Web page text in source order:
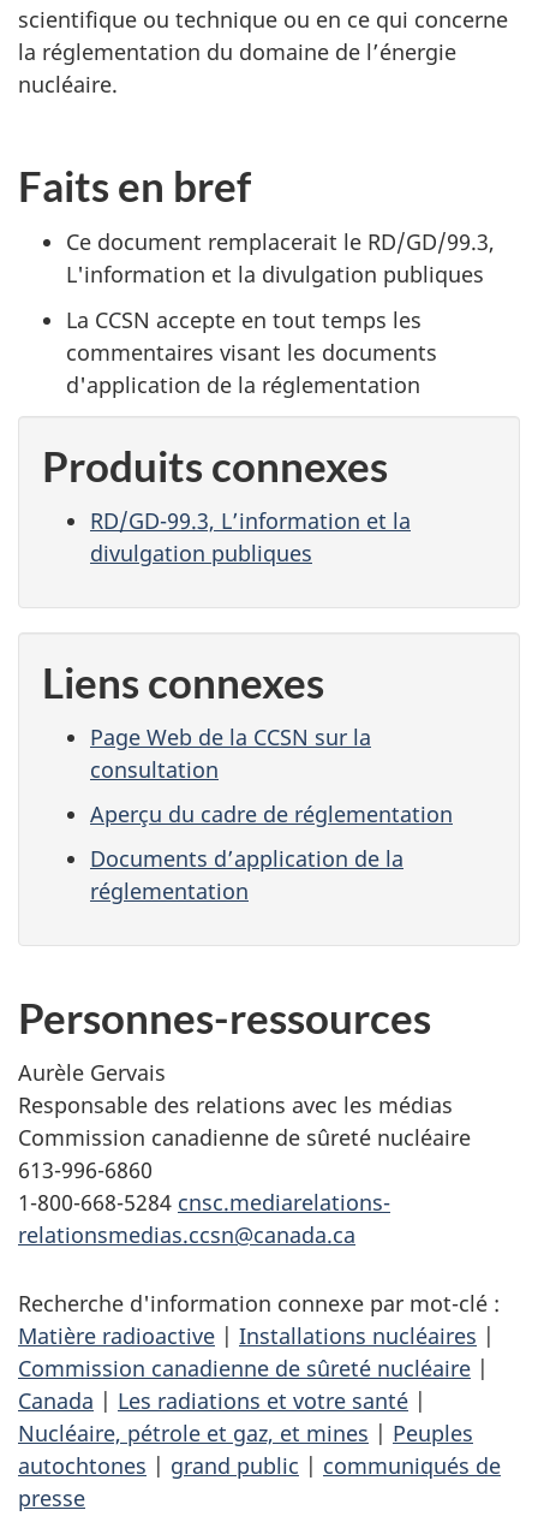
scientifique ou technique ou en ce qui concerne
la réglementation du domaine de l’énergie
nucléaire.
Faits en bref
Ce document remplacerait le RD/GD/99.3,
L'information et la divulgation publiques
La CCSN accepte en tout temps les
commentaires visant les documents
d'application de la réglementation
Produits connexes
RD/GD-99.3, L’information et la
divulgation publiques
Liens connexes
Page Web de la CCSN sur la
consultation
Aperçu du cadre de réglementation
Documents d’application de la
réglementation
Personnes-ressources
Aurèle Gervais
Responsable des relations avec les médias
Commission canadienne de sûreté nucléaire
613-996-6860
1-800-668-5284 cnsc.mediarelations-
relationsmedias.ccsn@canada.ca
Recherche d'information connexe par mot-clé :
Matière radioactive | Installations nucléaires |
Commission canadienne de sûreté nucléaire |
Canada | Les radiations et votre santé |
Nucléaire, pétrole et gaz, et mines | Peuples
autochtones | grand public | communiqués de
presse